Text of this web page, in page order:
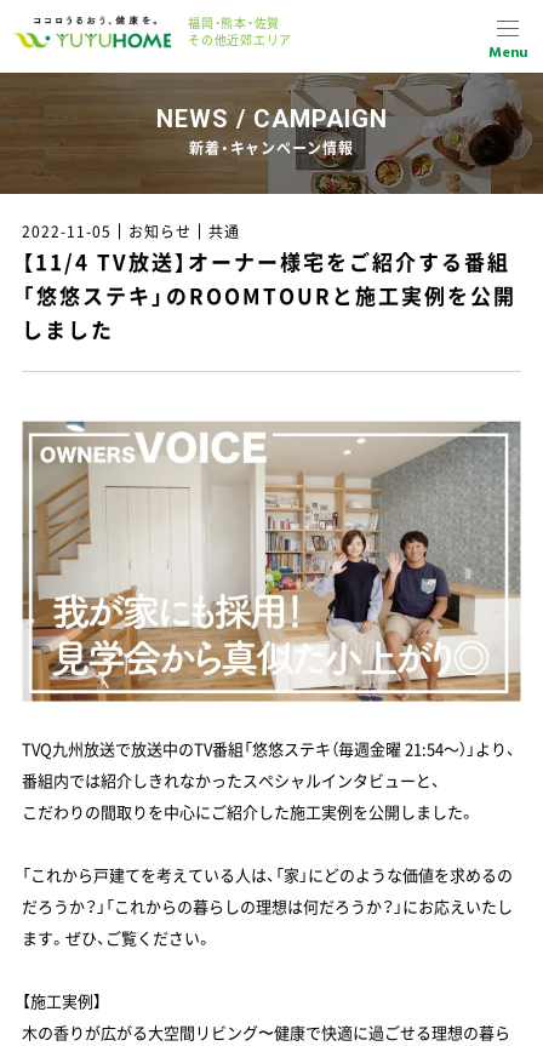
福岡・熊本・佐賀
その他近郊エリア
Menu
NEWS / CAMPAIGN
新着・キャンペーン情報
2022-11-05 お知らせ 共通
【11/4 TV放送】オーナー様宅をご紹介する番組
「悠悠ステキ」のROOMTOURと施工実例を公開
しました
TVQ九州放送で放送中のTV番組「悠悠ステキ（毎週金曜 21:54～）」より、
番組内では紹介しきれなかったスペシャルインタビューと、
こだわりの間取りを中心にご紹介した施工実例を公開しました。
「これから戸建てを考えている人は、「家」にどのような価値を求めるの
だろうか？」「これからの暮らしの理想は何だろうか？」にお応えいたし
ます。ぜひ、ご覧ください。
【施工実例】
木の香りが広がる大空間リビング〜健康で快適に過ごせる理想の暮ら